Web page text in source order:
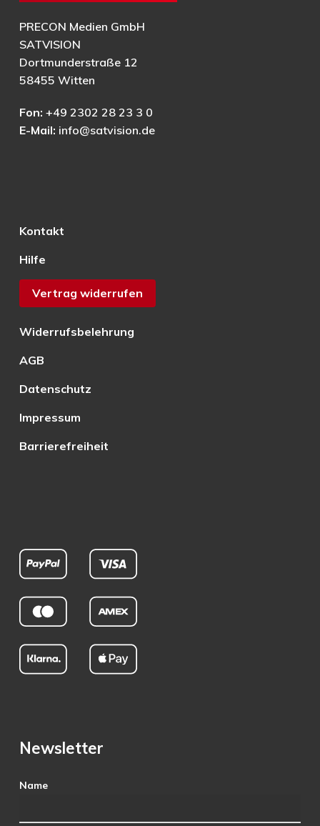
PRECON Medien GmbH
SATVISION
Dortmunderstraße 12
58455 Witten
Fon: +49 2302 28 23 3 0
E-Mail: info@satvision.de
Kontakt
Hilfe
Vertrag widerrufen
Widerrufsbelehrung
AGB
Datenschutz
Impressum
Barrierefreiheit
Newsletter
Name